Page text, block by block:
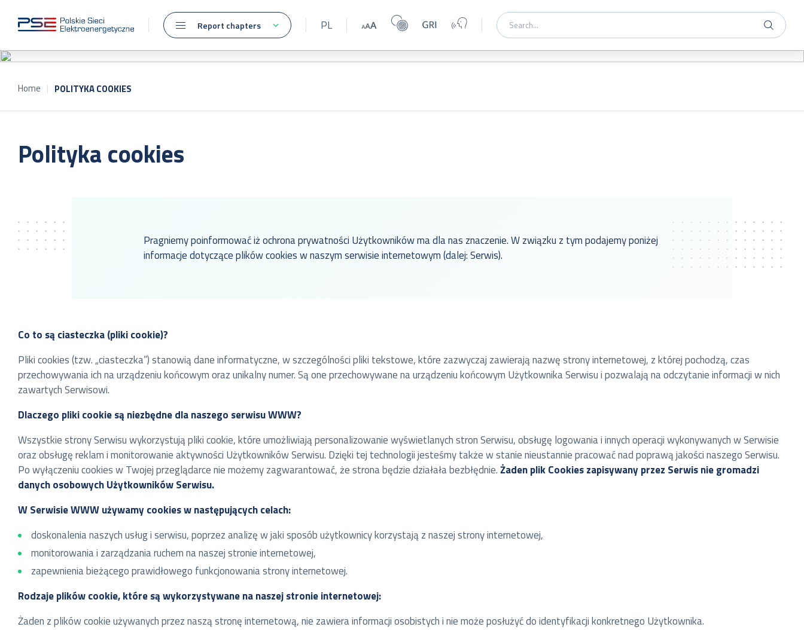
Report chapters PL
Home POLITYKA COOKIES
Polityka cookies
Pragniemy poinformować iż ochrona prywatności Użytkowników ma dla nas znaczenie. W związku z tym podajemy poniżej
informacje dotyczące plików cookies w naszym serwisie internetowym (dalej: Serwis).
Co to są ciasteczka (pliki cookie)?
Pliki cookies (tzw. „ciasteczka”) stanowią dane informatyczne, w szczególności pliki tekstowe, które zazwyczaj zawierają nazwę strony internetowej, z której pochodzą, czas
przechowywania ich na urządzeniu końcowym oraz unikalny numer. Są one przechowywane na urządzeniu końcowym Użytkownika Serwisu i pozwalają na odczytanie informacji w nich
zawartych Serwisowi.
Dlaczego pliki cookie są niezbędne dla naszego serwisu WWW?
Wszystkie strony Serwisu wykorzystują pliki cookie, które umożliwiają personalizowanie wyświetlanych stron Serwisu, obsługę logowania i innych operacji wykonywanych w Serwisie
oraz obsługę reklam i monitorowanie aktywności Użytkowników Serwisu. Dzięki tej technologii jesteśmy także w stanie nieustannie pracować nad poprawą jakości naszego Serwisu.
Po wyłączeniu cookies w Twojej przeglądarce nie możemy zagwarantować, że strona będzie działała bezbłędnie.Żaden plik Cookies zapisywany przez Serwis nie gromadzi
danych osobowych Użytkowników Serwisu.
W Serwisie WWW używamy cookies w następujących celach:
doskonalenia naszych usług i serwisu, poprzez analizę w jaki sposób użytkownicy korzystają z naszej strony internetowej,
monitorowania i zarządzania ruchem na naszej stronie internetowej,
zapewnienia bieżącego prawidłowego funkcjonowania strony internetowej.
Rodzaje plików cookie, które są wykorzystywane na naszej stronie internetowej:
Żaden z plików cookie używanych przez naszą stronę internetową, nie zawiera informacji osobistych i nie może posłużyć do identyfikacji konkretnego Użytkownika.